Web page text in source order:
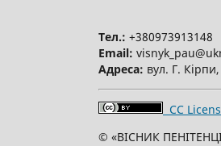
Тел.: +380973913148
Email:
Адреса: вул. Г.
CC
© «ВІСНИК